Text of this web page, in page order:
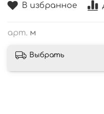
В избранное
арт. м
Выбрать